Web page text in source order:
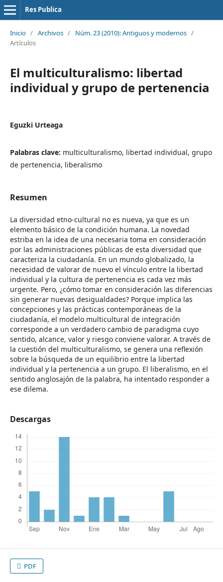
Res Publica
Inicio / Archivos / Núm. 23 (2010): Antiguos y modernos /
Artículos
El multiculturalismo: libertad
individual y grupo de pertenencia
Eguzki Urteaga
Palabras clave: multiculturalismo, libertad individual, grupo
de pertenencia, liberalismo
Resumen
La diversidad etno-cultural no es nueva, ya que es un
elemento básico de la condición humana. La novedad
estriba en la idea de una necesaria toma en consideración
por las administraciones públicas de esta diversidad que
caracteriza la ciudadanía. En un mundo globalizado, la
necesidad de valorar de nuevo el vínculo entre la libertad
individual y la cultura de pertenencia es cada vez más
urgente. Pero, ¿cómo tomar en consideración las diferencias
sin generar nuevas desigualdades? Porque implica las
concepciones y las prácticas contemporáneas de la
ciudadanía, el modelo multicultural de integración
corresponde a un verdadero cambio de paradigma cuyo
sentido, alcance, valor y riesgo conviene valorar. A través de
la cuestión del multiculturalismo, se genera una reflexión
sobre la búsqueda de un equilibrio entre la libertad
individual y la pertenencia a un grupo. El liberalismo, en el
sentido anglosajón de la palabra, ha intentado responder a
ese dilema.
Descargas
PDF